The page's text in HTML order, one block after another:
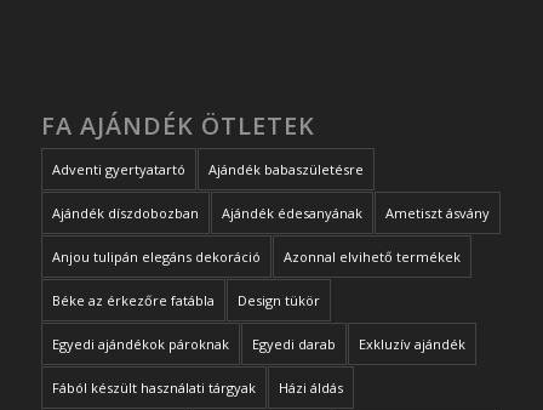
FA AJÁNDÉK ÖTLETEK
Adventi gyertyatartó Ajándék babaszületésre
Ajándék díszdobozban Ajándék édesanyának Ametiszt ásvány
Anjou tulipán elegáns dekoráció Azonnal elvihető termékek
Béke az érkezőre fatábla Design tükör
Egyedi ajándékok pároknak Egyedi darab Exkluzív ajándék
Fából készült használati tárgyak Házi áldás